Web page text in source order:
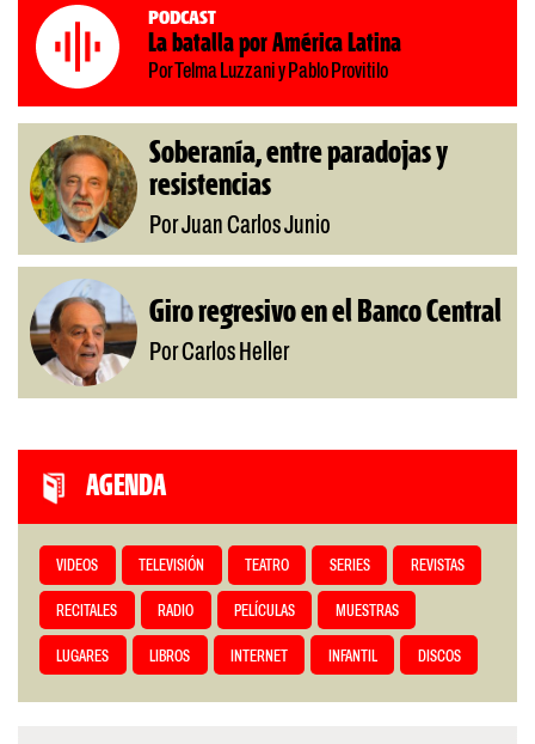
Podcast
La batalla por América Latina
Por Telma Luzzani y Pablo Provitilo
Soberanía, entre paradojas y
resistencias
Por Juan Carlos Junio
Giro regresivo en el Banco Central
Por Carlos Heller
AGENDA
VIDEOS TELEVISIÓN TEATRO SERIES REVISTAS
RECITALES RADIO PELÍCULAS MUESTRAS
LUGARES LIBROS INTERNET INFANTIL DISCOS